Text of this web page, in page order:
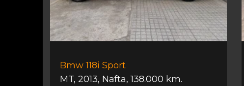
Bmw 118i Sport
MT, 2013, Nafta,138.000 km.